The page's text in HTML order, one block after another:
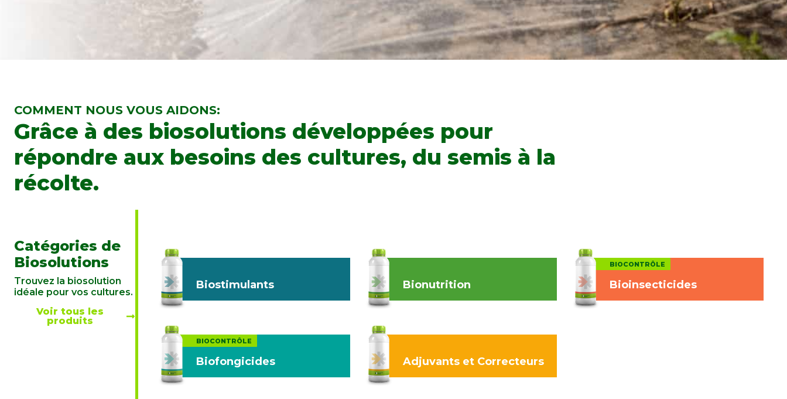
COMMENT NOUS VOUS AIDONS:
Grâce à des biosolutions développées pour
répondre aux besoins des cultures, du semis à la
récolte.
Catégories de
Biosolutions
Trouvez la biosolution
idéale pour vos cultures.
Voir tous les
produits
Biostimulants Bionutrition
BIOCONTRÔLE
Bioinsecticides
BIOCONTRÔLE
Biofongicides Adjuvants et Correcteurs